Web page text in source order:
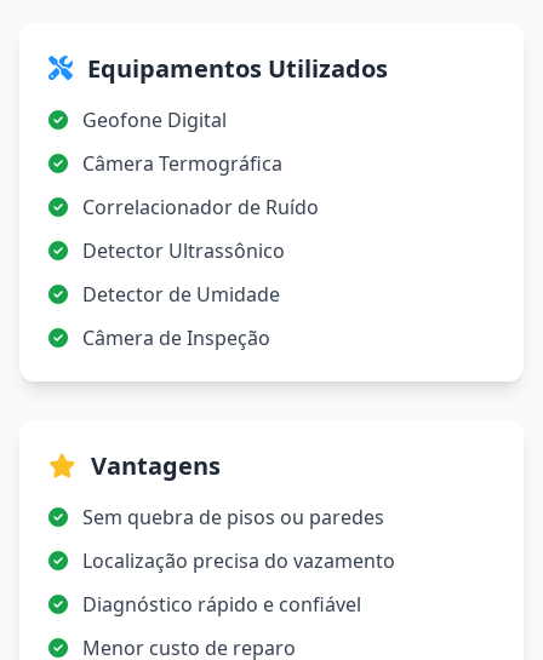
Equipamentos Utilizados
Geofone Digital
Câmera Termográfica
Correlacionador de Ruído
Detector Ultrassônico
Detector de Umidade
Câmera de Inspeção
Vantagens
Sem quebra de pisos ou paredes
Localização precisa do vazamento
Diagnóstico rápido e confiável
Menor custo de reparo